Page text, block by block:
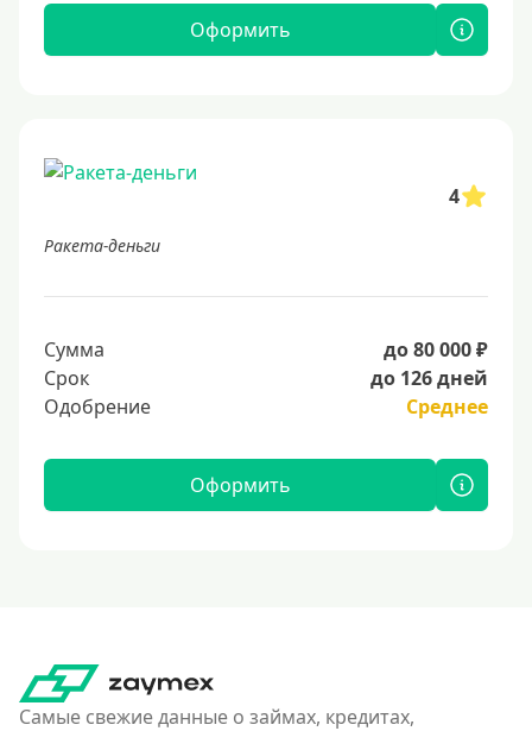
Оформить
4
Ракета-деньги
Сумма
до 80 000 ₽
Срок
до 126 дней
Одобрение
Среднее
Оформить
Самые свежие данные о займах, кредитах,